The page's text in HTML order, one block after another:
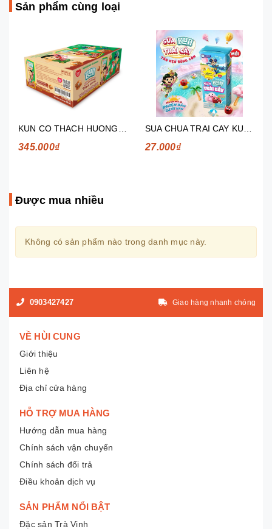
Sản phẩm cùng loại
345.000₫ 27.000₫
Được mua nhiều
Không có sản phẩm nào trong danh mục này.
0903427427 Giao hàng nhanh chóng
VỀ HÙI CUNG
Giới thiệu
Liên hệ
Địa chỉ cửa hàng
HỖ TRỢ MUA HÀNG
Hướng dẫn mua hàng
Chính sách vận chuyển
Chính sách đổi trả
Điều khoản dịch vụ
SẢN PHẨM NỔI BẬT
Đặc sản Trà Vinh